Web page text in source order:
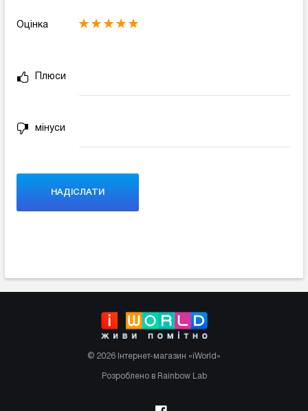
Оцінка
Плюси
мінуси
© 2026 Інтернет-магазин «iWorld»
Розроблено в Rainbow Lab